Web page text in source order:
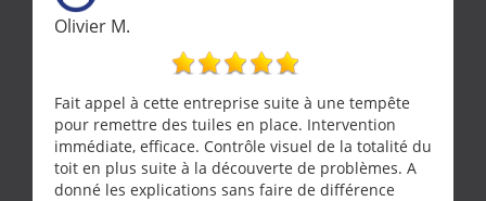
Olivier M.
Fait appel à cette entreprise suite à une tempête
pour remettre des tuiles en place. Intervention
immédiate, efficace. Contrôle visuel de la totalité du
toit en plus suite à la découverte de problèmes. A
donné les explications sans faire de différence